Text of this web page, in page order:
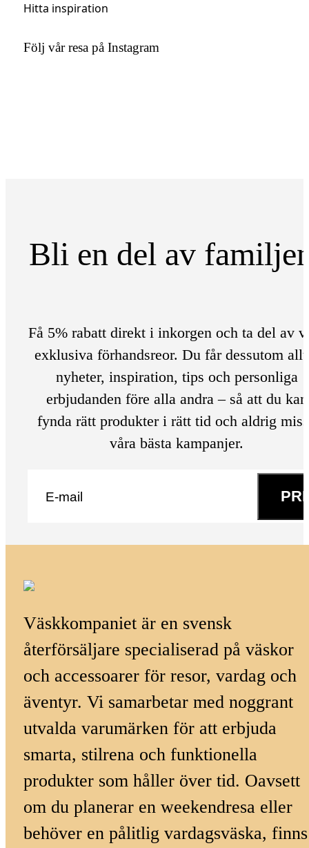
Hitta inspiration
Följ vår resa på Instagram
Bli en del av
Få 5% rabatt direkt i inkorgen och ta del av
exklusiva förhandsreor. Du får dessutom
nyheter, inspiration, tips och personliga
erbjudanden före alla andra – så att du kan
fynda rätt produkter i rätt tid och aldrig
våra bästa kampanjer.
Väskkompaniet är en svensk
återförsäljare specialiserad på väskor
och accessoarer för resor, vardag och
äventyr. Vi samarbetar med noggrant
utvalda varumärken för att erbjuda
smarta, stilrena och funktionella
produkter som håller över tid. Oavsett
om du planerar en weekendresa eller
behöver en pålitlig vardagsväska, finns